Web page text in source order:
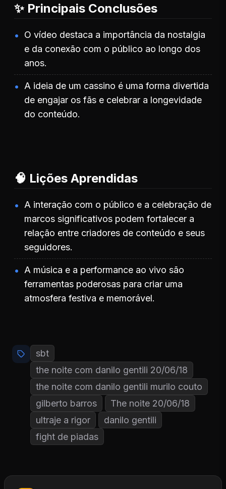
✨ Principais Conclusões
O vídeo destaca a importância da nostalgia
e da conexão com o público ao longo dos
anos.
A ideia de um cassino é uma forma divertida
de engajar os fãs e celebrar a longevidade
do conteúdo.
🧠 Lições Aprendidas
A interação com o público e a celebração de
marcos significativos podem fortalecer a
relação entre criadores de conteúdo e seus
seguidores.
A música e a performance ao vivo são
ferramentas poderosas para criar uma
atmosfera festiva e memorável.
sbt
the noite com danilo gentili 20/06/18
the noite com danilo gentili murilo couto
gilberto barros
The noite 20/06/18
ultraje a rigor
danilo gentili
fight de piadas